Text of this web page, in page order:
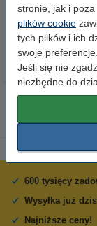
stronie, jak i
plików cookie
tych plików i ich
swoje
Jeśli się nie
niezbędne do
23,00 zł
600 tysięcy
Wysyłka już
Najniższe ceny!